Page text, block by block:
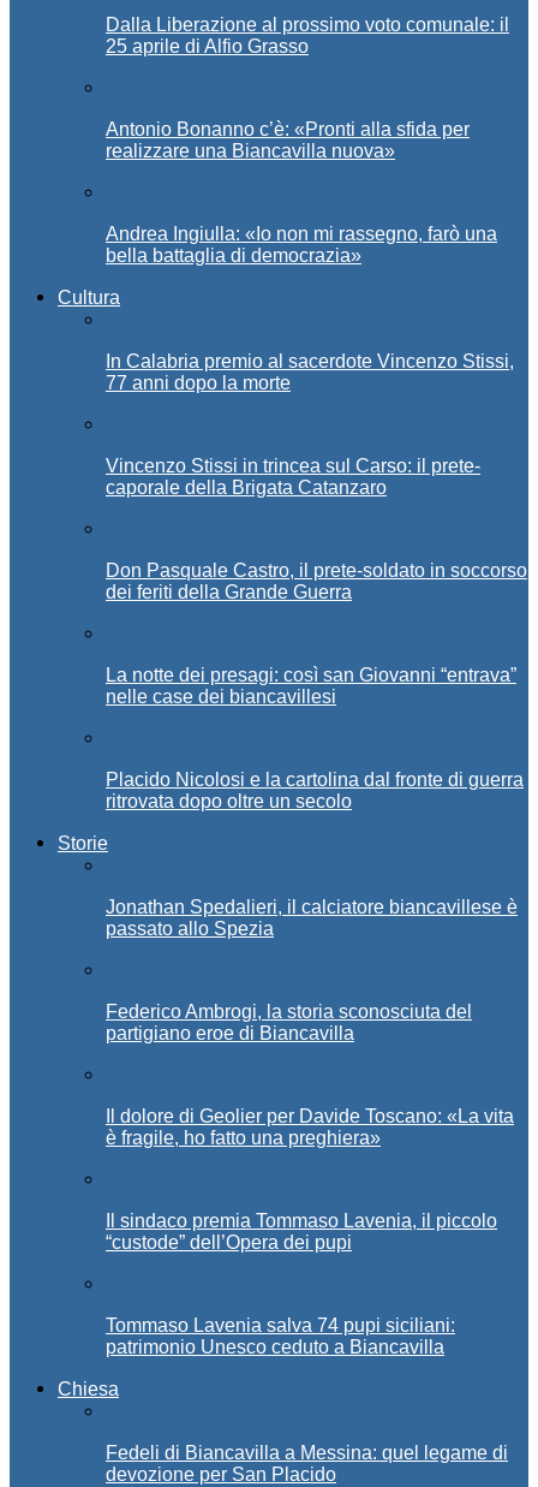
Dalla Liberazione al prossimo voto comunale: il
25 aprile di Alfio Grasso
Antonio Bonanno c’è: «Pronti alla sfida per
realizzare una Biancavilla nuova»
Andrea Ingiulla: «Io non mi rassegno, farò una
bella battaglia di democrazia»
Cultura
In Calabria premio al sacerdote Vincenzo Stissi,
77 anni dopo la morte
Vincenzo Stissi in trincea sul Carso: il prete-
caporale della Brigata Catanzaro
Don Pasquale Castro, il prete-soldato in soccorso
dei feriti della Grande Guerra
La notte dei presagi: così san Giovanni “entrava”
nelle case dei biancavillesi
Placido Nicolosi e la cartolina dal fronte di guerra
ritrovata dopo oltre un secolo
Storie
Jonathan Spedalieri, il calciatore biancavillese è
passato allo Spezia
Federico Ambrogi, la storia sconosciuta del
partigiano eroe di Biancavilla
Il dolore di Geolier per Davide Toscano: «La vita
è fragile, ho fatto una preghiera»
Il sindaco premia Tommaso Lavenia, il piccolo
“custode” dell’Opera dei pupi
Tommaso Lavenia salva 74 pupi siciliani:
patrimonio Unesco ceduto a Biancavilla
Chiesa
Fedeli di Biancavilla a Messina: quel legame di
devozione per San Placido